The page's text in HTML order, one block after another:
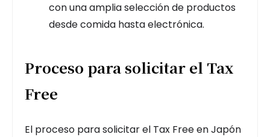
con una amplia selección de productos
desde comida hasta electrónica.
Proceso para solicitar el Tax
Free
El proceso para solicitar el Tax Free en Japón